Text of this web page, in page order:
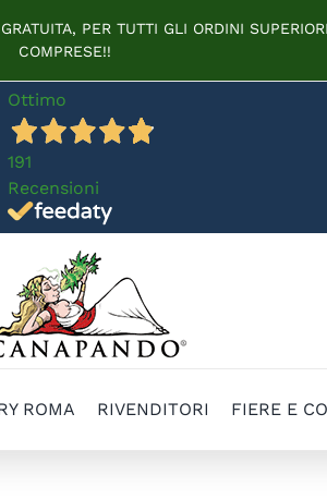
PER TUTTI GLI ORDINI
COMPRESE!!
Ottimo
191
Recensioni
ROMA RIVENDITORI FIERE E